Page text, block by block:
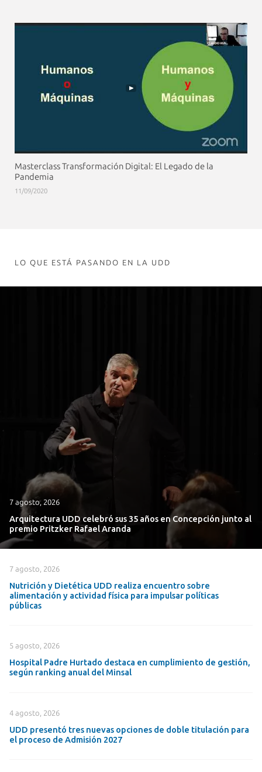
Masterclass Transformación Digital: El Legado de la
Pandemia
11/09/2020
LO QUE ESTÁ PASANDO EN LA UDD
7 agosto, 2026
Arquitectura UDD celebró sus 35 años en Concepción junto al
premio Pritzker Rafael Aranda
7 agosto, 2026
Nutrición y Dietética UDD realiza encuentro sobre
alimentación y actividad física para impulsar políticas
públicas
5 agosto, 2026
Hospital Padre Hurtado destaca en cumplimiento de gestión,
según ranking anual del Minsal
4 agosto, 2026
UDD presentó tres nuevas opciones de doble titulación para
el proceso de Admisión 2027